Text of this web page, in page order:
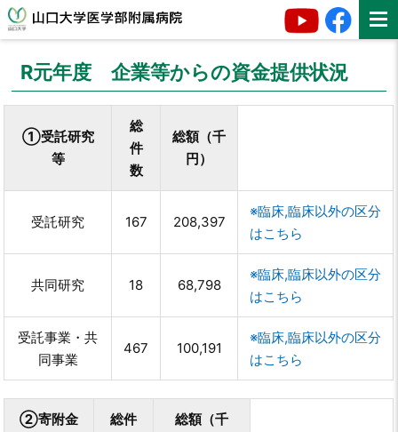
R元年度 企業等からの資金提供状況
①受託研究
等
総
件
数
総額（千
円）
受託研究 167 208,397
※臨床,臨床以外の区分
はこちら
共同研究 18 68,798
※臨床,臨床以外の区分
はこちら
受託事業・共
同事業
467 100,191
※臨床,臨床以外の区分
はこちら
②寄附金
総件
総額（千